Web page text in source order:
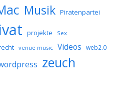
Musik Piratenpartei
projekte Sex
venue music Videos web2.0
zeuch